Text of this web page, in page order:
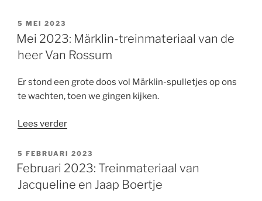
van
Yvonne
GEPLAATST
OP
5 MEI 2023
Mei 2023: Märklin-treinmateriaal van de
heer Van Rossum
Er stond een grote doos vol Märklin-spulletjes op ons
te wachten, toen we gingen kijken.
Lees verder“Mei
Märklin-
treinmateriaal
GEPLAATST
OP
5 FEBRUARI 2023
Februari 2023: Treinmateriaal van
Jacqueline en Jaap Boertje